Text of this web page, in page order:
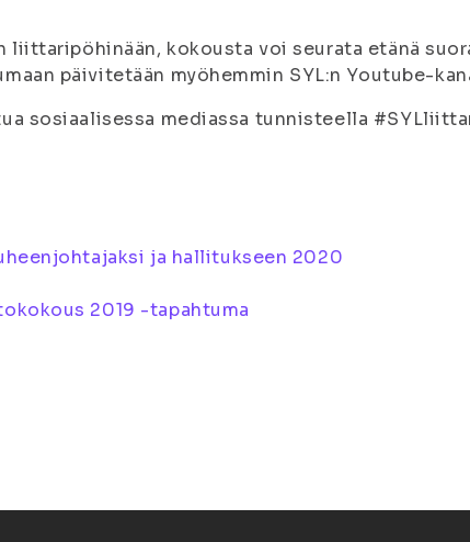
liittaripöhinään, kokousta voi seurata etänä
päivitetään myöhemmin SYL:n Youtube-
sosiaalisessa mediassa tunnisteella
ja hallitukseen 2020
2019 -tapahtuma